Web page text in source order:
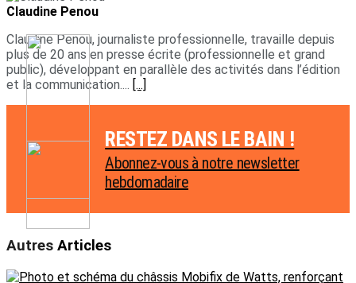
Claudine Penou
Claudine Penou, journaliste professionnelle, travaille depuis
plus de 20 ans en presse écrite (professionnelle et grand
public), développant en parallèle des activités dans l’édition
et la communication.... [...]
RESTEZ DANS LE BAIN !
Abonnez-vous à notre newsletter
hebdomadaire
Autres Articles